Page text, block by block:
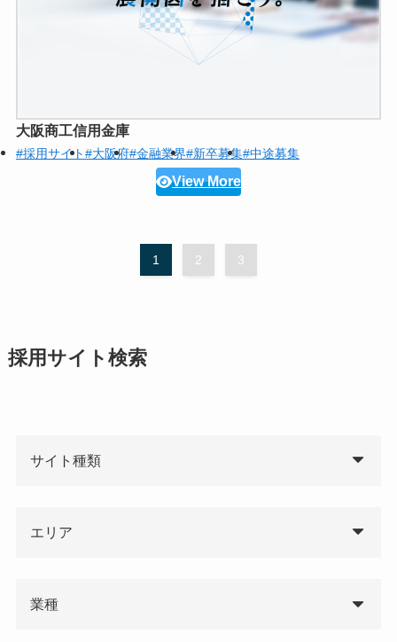
大阪商工信用金庫
#採用サイト#大阪府#金融業界#新卒募集#中途募集
View More
1 2 3
採用サイト検索
サイト種類
エリア
業種